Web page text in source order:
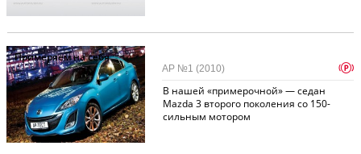
Примеряем на себя
В нашей «примерочной» — седан
Mazda 3 второго поколения со 150-
сильным мотором
АР №1 (2010) p